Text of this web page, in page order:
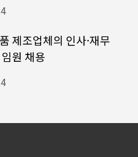
제조업체의 인사·재무
원 채용